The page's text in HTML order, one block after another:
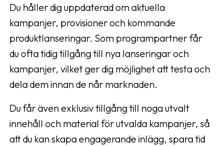
Du håller dig uppdaterad om aktuella
kampanjer, provisioner och kommande
produktlanseringar. Som programpartner får
du ofta tidig tillgång till nya lanseringar och
kampanjer, vilket ger dig möjlighet att testa och
dela dem innan de når marknaden.
Du får även exklusiv tillgång till noga utvalt
innehåll och material för utvalda kampanjer, så
att du kan skapa engagerande inlägg, spara tid